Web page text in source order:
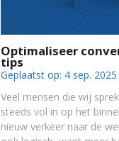
Optimaliseer
tips
Geplaatst op: 4 sep. 2025
Veel mensen die wij
steeds vol in op het
nieuw verkeer naar de